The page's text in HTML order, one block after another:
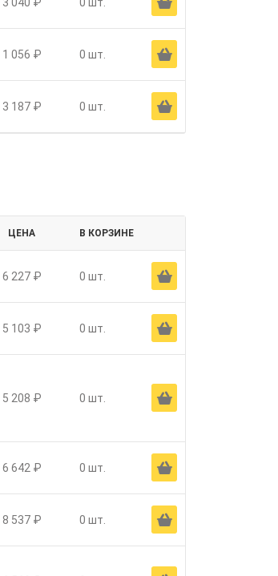
1 056 ₽ 0 шт. Ä
3 187 ₽ 0 шт. Ä
ЦЕНА В КОРЗИНЕ
6 227 ₽ 0 шт. Ä
5 103 ₽ 0 шт. Ä
5 208 ₽ 0 шт. Ä
6 642 ₽ 0 шт. Ä
8 537 ₽ 0 шт. Ä